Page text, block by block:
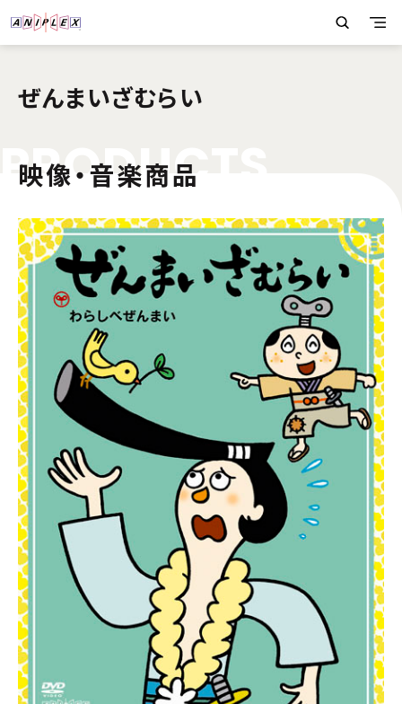
ぜんまいざむらい
PRODUC
映像・音楽商品